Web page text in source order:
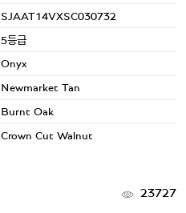
SJAAT14VXSC030732
5등급
Onyx
Newmarket Tan
Burnt Oak
Crown Cut Walnut
23727